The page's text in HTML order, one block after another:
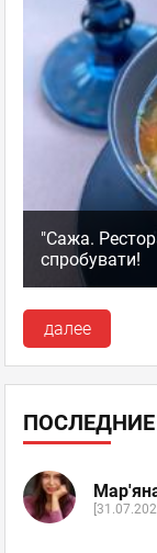
"Сажа.
спробувати!
далее